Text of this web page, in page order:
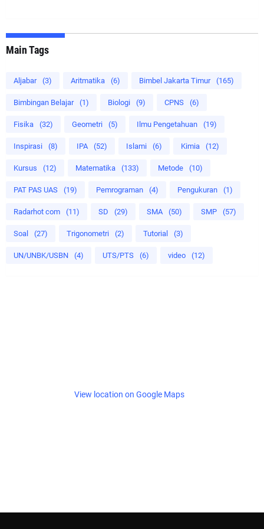
Main Tags
Aljabar (3) Aritmatika (6) Bimbel Jakarta Timur (165)
Bimbingan Belajar (1) Biologi (9) CPNS (6)
Fisika (32) Geometri (5) Ilmu Pengetahuan (19)
Inspirasi (8) IPA (52) Islami (6) Kimia (12)
Kursus (12) Matematika (133) Metode (10)
PAT PAS UAS (19) Pemrograman (4) Pengukuran (1)
Radarhot com (11) SD (29) SMA (50) SMP (57)
Soal (27) Trigonometri (2) Tutorial (3)
UN/UNBK/USBN (4) UTS/PTS (6) video (12)
View location on Google Maps